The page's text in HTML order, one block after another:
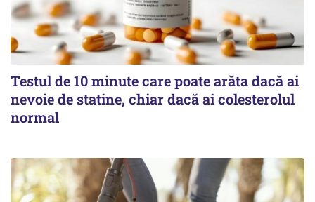
Testul de 10 minute care poate arăta dacă ai
nevoie de statine, chiar dacă ai colesterolul
normal